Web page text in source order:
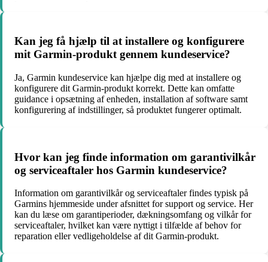
Kan jeg få hjælp til at installere og konfigurere
mit Garmin-produkt gennem kundeservice?
Ja, Garmin kundeservice kan hjælpe dig med at installere og
konfigurere dit Garmin-produkt korrekt. Dette kan omfatte
guidance i opsætning af enheden, installation af software samt
konfigurering af indstillinger, så produktet fungerer optimalt.
Hvor kan jeg finde information om garantivilkår
og serviceaftaler hos Garmin kundeservice?
Information om garantivilkår og serviceaftaler findes typisk på
Garmins hjemmeside under afsnittet for support og service. Her
kan du læse om garantiperioder, dækningsomfang og vilkår for
serviceaftaler, hvilket kan være nyttigt i tilfælde af behov for
reparation eller vedligeholdelse af dit Garmin-produkt.